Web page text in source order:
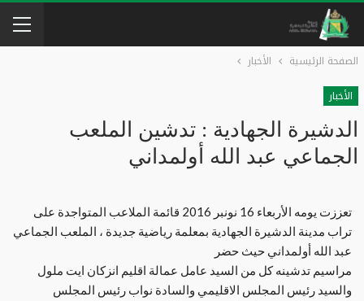
الصفحة الرئيسية
الأخبار
الأخبار
الدشيرة الجهادية : تدشين الملعب
الجماعي عبد الله أولمداني
تعززت يومه الأربعاء 16 نونبر 2016 قائمة الملاعب المتواجدة على
تراب مدينة الدشيرة الجهادية بمعلمة رياضية جديدة ، الملعب الجماعي
عبد الله أولمداني حيث حضر
مراسيم تدشينه كل من السيد عامل عمالة اقليم انزكان ايت ملول
والسيد رئيس المجلس الاقليمي والسادة نواب رئيس المجلس